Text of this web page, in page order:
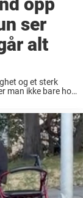
ser
alt
og et sterk
man ikke bare hos